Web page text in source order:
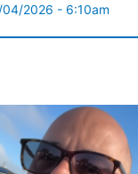
2026 - 6:10am